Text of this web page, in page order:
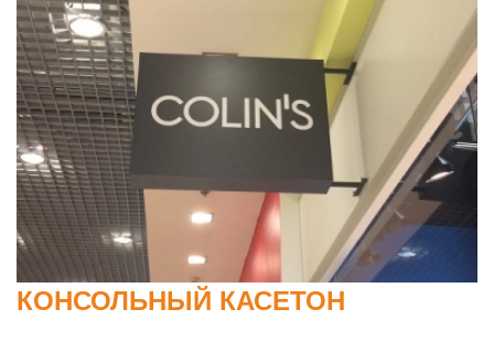
КОНСОЛЬНЫЙ КАСЕТОН